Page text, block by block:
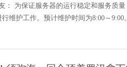
： 为保证服务器的运行稳定和服务质
维护工作。预计维护时间为8:00～9:00。